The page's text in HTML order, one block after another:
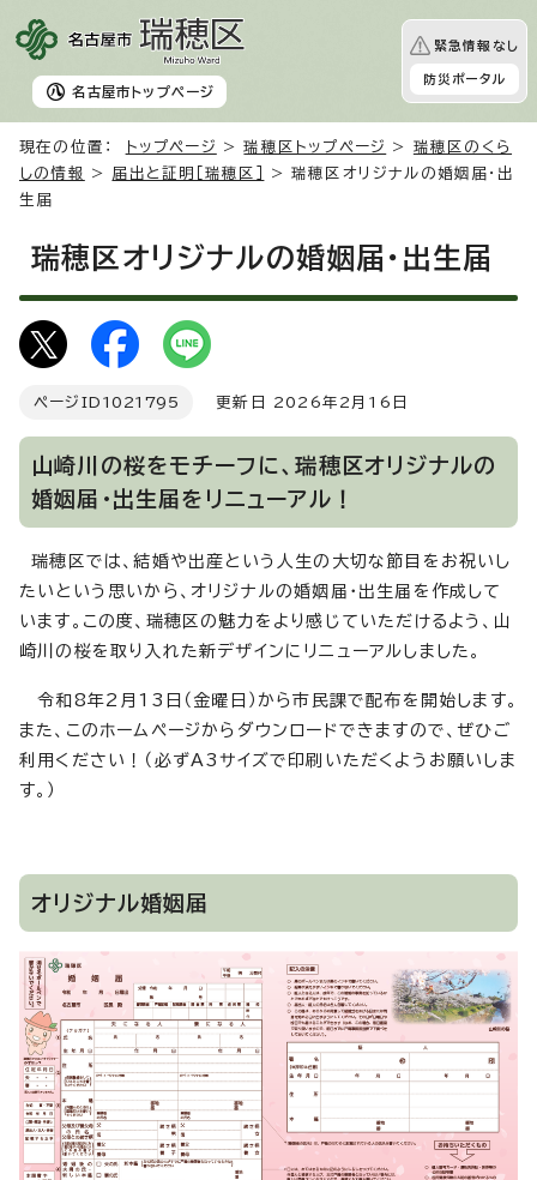
名古屋市 トップページ
緊急情報なし
防災ポータル
現在の位置： トップページ >瑞穂区トップページ > 瑞穂区のくら
しの情報
> 届出と証明［瑞穂区］
> 瑞穂区オリジナルの婚姻届・出
生届
瑞穂区オリジナルの婚姻届・出生届
ページID 1021795 更新日 2026年2月16日
山崎川の桜をモチーフに、瑞穂区オリジナルの
婚姻届・出生届をリニューアル！
瑞穂区では、結婚や出産という人生の大切な節目をお祝いし
たいという思いから、オリジナルの婚姻届・出生届を作成して
います。この度、瑞穂区の魅力をより感じていただけるよう、山
崎川の桜を取り入れた新デザインにリニューアルしました。
令和8年2月13日（金曜日）から市民課で配布を開始します。
また、このホームページからダウンロードできますので、ぜひご
利用ください！（必ずA3サイズで印刷いただくようお願いしま
す。）
オリジナル婚姻届